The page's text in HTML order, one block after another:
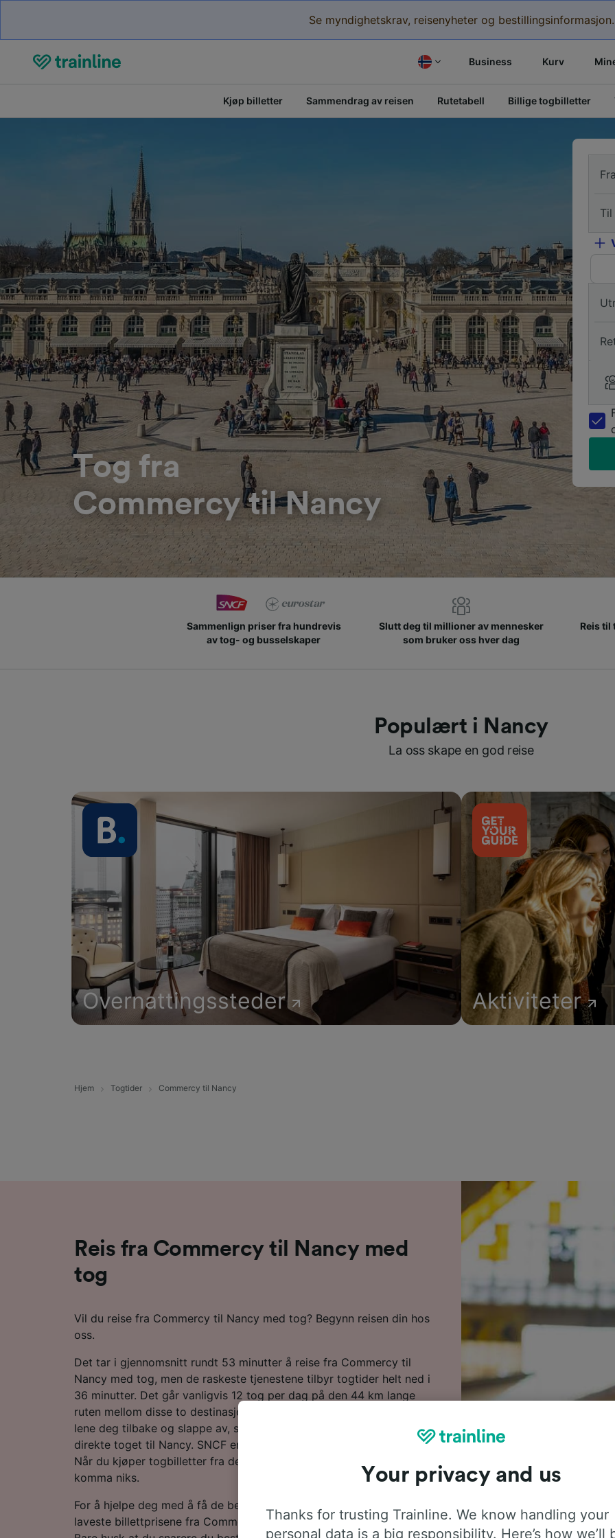
Se myndighetskrav, reisenyheter og bestillingsinformasjon.
Business Kurv
Kjøp billetter Sammendrag av reisen Rutetabell Billige togbilletter
Tog fra
Commercy til Nancy
Til
Sammenlign priser fra hundrevis
av tog- og busselskaper
Slutt deg til millioner av mennesker
som bruker oss hver dag
Reis til
Populært i Nancy
La oss skape en god reise
Overnattingssteder Aktiviteter
Hjem Togtider Commercy til Nancy
Reis fra Commercy til Nancy med
tog
Vil du reise fra Commercy til Nancy med tog? Begynn reisen din hos
oss.
Det tar i gjennomsnitt rundt 53 minutter å reise fra Commercy til
Nancy med tog, men de raskeste tjenestene tilbyr togtider helt ned i
36 minutter. Det går vanligvis 12 tog per dag på den 44 km lange
ruten mellom disse to destinasjonene. Så snart du er om bord, kan du
lene deg tilbake og slappe av, siden du slipper bytter med dette
direkte toget til Nancy. SNCF er hovedoperatørene langs denne ruten.
Når du kjøper togbilletter fra dem, får de deg frem til Nancy på null
komma niks.
For å hjelpe deg med å få de beste togtilbudene markerer vi de
laveste billettprisene fra Commercy til Nancy i reiseplanleggeren vår.
Your privacy and us
Thanks for trusting Trainline. We know handling your
personal data is a big responsibility. Here’s how we’ll